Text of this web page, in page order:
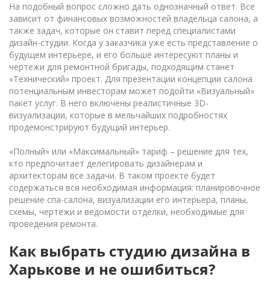
На подобный вопрос сложно дать однозначный ответ. Все
зависит от финансовых возможностей владельца салона, а
также задач, которые он ставит перед специалистами
дизайн-студии. Когда у заказчика уже есть представление о
будущем интерьере, и его больше интересуют планы и
чертежи для ремонтной бригады, подходящим станет
«Технический» проект. Для презентации концепции салона
потенциальным инвесторам может подойти «Визуальный»
пакет услуг. В него включены реалистичные 3D-
визуализации, которые в мельчайших подробностях
продемонстрируют будущий интерьер.
«Полный» или «Максимальный» тариф – решение для тех,
кто предпочитает делегировать дизайнерам и
архитекторам все задачи. В таком проекте будет
содержаться вся необходимая информация: планировочное
решение спа-салона, визуализации его интерьера, планы,
схемы, чертежи и ведомости отделки, необходимые для
проведения ремонта.
Как выбрать студию дизайна в
Харькове и не ошибиться?